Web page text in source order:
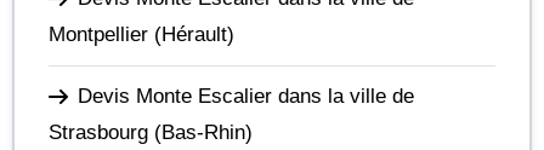
Montpellier (Hérault)
Devis Monte Escalier dans la ville de
Strasbourg (Bas-Rhin)